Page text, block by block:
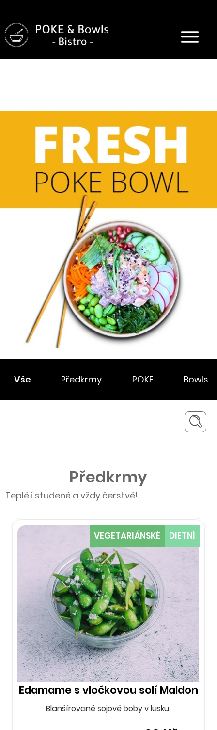
Vše Předkrmy POKE Bowls
Předkrmy
Teplé i studené a vždy čerstvé!
DIETNÍ
VEGETARIÁNSKÉ
Edamame s vločkovou solí Maldon
Blanšírované sojové boby v lusku.